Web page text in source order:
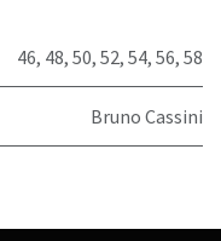
46, 48, 50, 52, 54, 56, 58
Bruno Cassini